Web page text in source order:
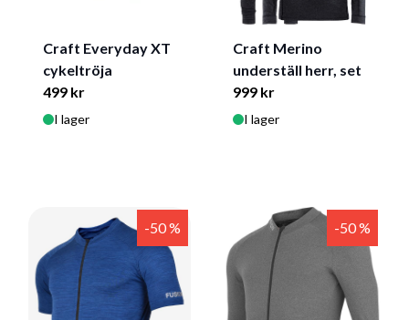
Craft Everyday XT
cykeltröja
499 kr
I lager
Craft Merino
underställ herr, set
999 kr
I lager
-50 % -50 %